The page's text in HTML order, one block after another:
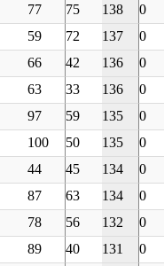
77 75 138 0
59 72 137 0
66 42 136 0
63 33 136 0
97 59 135 0
100 50 135 0
44 45 134 0
87 63 134 0
78 56 132 0
89 40 131 0